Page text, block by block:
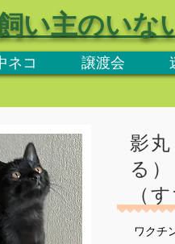
ネコ 譲渡会
い主のいな
影丸
る
（
ワクチ